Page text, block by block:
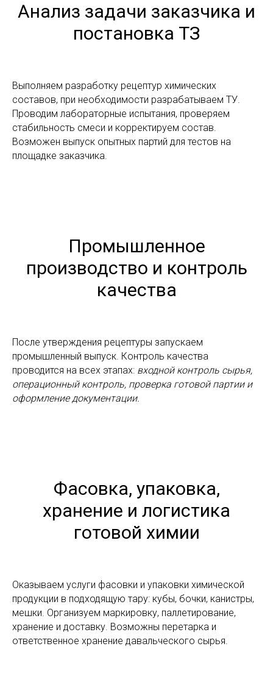
Анализ задачи заказчика и
постановка ТЗ
Выполняем разработку рецептур химических
составов, при необходимости разрабатываем ТУ.
Проводим лабораторные испытания, проверяем
стабильность смеси и корректируем состав.
Возможен выпуск опытных партий для тестов на
площадке заказчика.
Промышленное
производство и контроль
качества
После утверждения рецептуры запускаем
промышленный выпуск. Контроль качества
проводится на всех этапах: входной контроль сырья,
операционный контроль, проверка готовой партии и
оформление документации.
Фасовка, упаковка,
хранение и логистика
готовой химии
Оказываем услуги фасовки и упаковки химической
продукции в подходящую тару: кубы, бочки, канистры,
мешки. Организуем маркировку, паллетирование,
хранение и доставку. Возможны перетарка и
ответственное хранение давальческого сырья.